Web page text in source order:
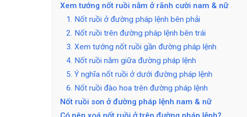
Xem tướng nốt ruồi nằm ở rãnh cười nam & nữ
1. Nốt ruồi ở đường pháp lệnh bên phải
2. Nốt ruồi trên đường pháp lệnh bên trái
3. Xem tướng nốt ruồi gần đường pháp lệnh
4. Nốt ruồi nằm giữa đường pháp lệnh
5. Ý nghĩa nốt ruồi ở dưới đường pháp lệnh
6. Nốt ruồi đào hoa trên đường pháp lệnh
Nốt ruồi son ở đường pháp lệnh nam & nữ